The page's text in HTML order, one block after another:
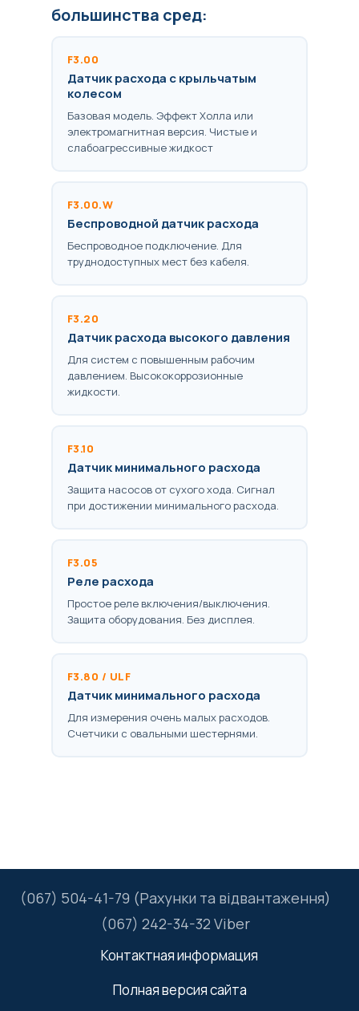
большинства сред:
F3.00
Датчик расхода с крыльчатым
колесом
Базовая модель. Эффект Холла или
электромагнитная версия. Чистые и
слабоагрессивные жидкост
F3.00.W
Беспроводной датчик расхода
Беспроводное подключение. Для
труднодоступных мест без кабеля.
F3.20
Датчик расхода высокого давления
Для систем с повышенным рабочим
давлением. Высококоррозионные
жидкости.
F3.10
Датчик минимального расхода
Защита насосов от сухого хода. Сигнал
при достижении минимального расхода.
F3.05
Реле расхода
Простое реле включения/выключения.
Защита оборудования. Без дисплея.
F3.80 / ULF
Датчик минимального расхода
Для измерения очень малых расходов.
Счетчики с овальными шестернями.
(067) 504-41-79 (Рахунки та відвантаження)
(067) 242-34-32 Viber
Контактная информация
Полная версия сайта